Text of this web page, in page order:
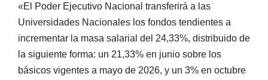
«El Poder Ejecutivo Nacional transferirá a las
Universidades Nacionales los fondos tendientes a
incrementar la masa salarial del 24,33%, distribuido de
la siguiente forma: un 21,33% en junio sobre los
básicos vigentes a mayo de 2026, y un 3% en octubre